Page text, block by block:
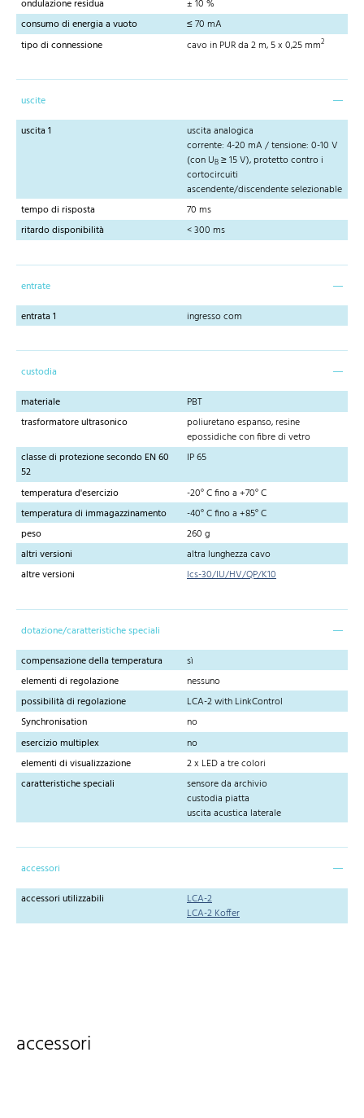
ondulazione residua
± 10 %
consumo di energia a vuoto
≤ 70 mA
tipo di connessione
cavo in PUR da 2 m, 5 x 0,25 mm2
uscite
uscita 1
uscita analogica
corrente: 4-20 mA / tensione: 0-10 V
(con UB ≥ 15 V), protetto contro i
cortocircuiti
ascendente/discendente selezionable
tempo di risposta
70 ms
ritardo disponibilità
< 300 ms
entrate
entrata 1
ingresso com
custodia
materiale
PBT
trasformatore ultrasonico
poliuretano espanso, resine
epossidiche con fibre di vetro
classe di protezione secondo EN 60
52
IP 65
temperatura d'esercizio
-20° C fino a +70° C
temperatura di immagazzinamento
-40° C fino a +85° C
peso
260 g
altri versioni
altra lunghezza cavo
altre versioni
lcs-30/IU/HV/QP/K10
dotazione/caratteristiche speciali
compensazione della temperatura
sì
elementi di regolazione
nessuno
possibilità di regolazione
LCA-2 with LinkControl
Synchronisation
no
esercizio multiplex
no
elementi di visualizzazione
2 x LED a tre colori
caratteristiche speciali
sensore da archivio
custodia piatta
uscita acustica laterale
accessori
accessori utilizzabili
LCA-2
LCA-2 Koffer
accessori